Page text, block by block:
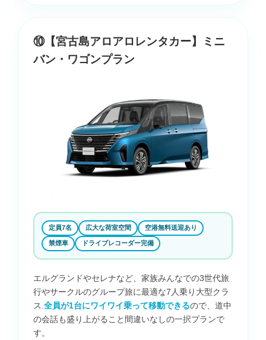
⑩【宮古島アロアロレンタカー】ミニ
バン・ワゴンプラン
定員7名 広大な荷室空間 空港無料送迎あり
禁煙車 ドライブレコーダー完備
エルグランドやセレナなど、家族みんなでの3世代旅
行やサークルのグループ旅に最適な7人乗り大型クラ
ス. 全員が1台にワイワイ乗って移動できるので、道中
の会話も盛り上がること間違いなしの一択プランで
す。